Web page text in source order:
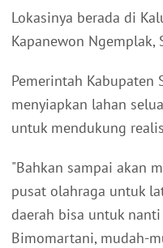
Lokasinya berada di
Kapanewon Ngemplak,
Pemerintah Kabupaten
menyiapkan lahan
untuk mendukung
"Bahkan sampai akan
pusat olahraga untuk
daerah bisa untuk
Bimomartani, mudah-